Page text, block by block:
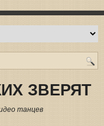
ЗВЕРЯТ
танцев